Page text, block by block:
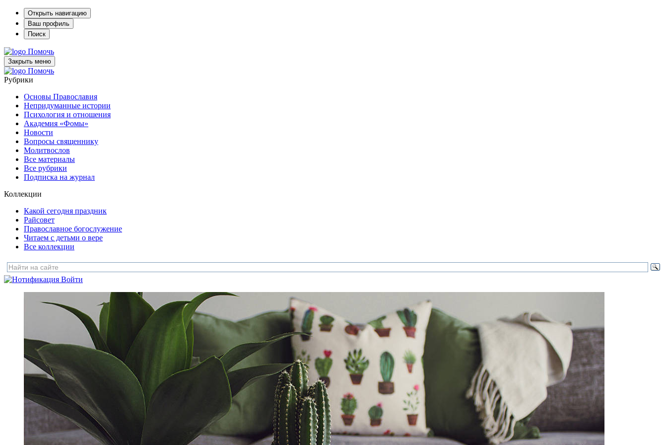
Открыть навигацию
Ваш профиль
Поиск
Помочь
Закрыть меню
Помочь
Рубрики
Основы Православия
Непридуманные истории
Психология и отношения
Академия «Фомы»
Новости
Вопросы священнику
Молитвослов
Все материалы
Все рубрики
Подписка на журнал
Коллекции
Какой сегодня праздник
Райсовет
Православное богослужение
Читаем с детьми о вере
Все коллекции
Войти